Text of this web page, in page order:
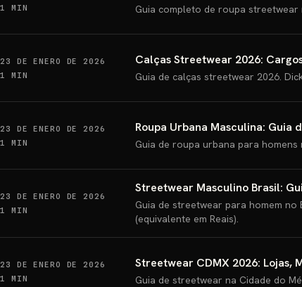
1 MIN
Guia completo de roupa
23 DE ENERO DE 2026
1 MIN
Calças Streetwear 2026:
Guia de calças streetwear 2026.
23 DE ENERO DE 2026
1 MIN
Roupa Urbana Masculina: Guia
Guia de roupa urbana para
23 DE ENERO DE 2026
1 MIN
Streetwear Masculino Brasil:
Guia de streetwear para homem
(equivalente em Reais).
23 DE ENERO DE 2026
1 MIN
Streetwear CDMX 2026: Lojas,
Guia de streetwear na Cidade do